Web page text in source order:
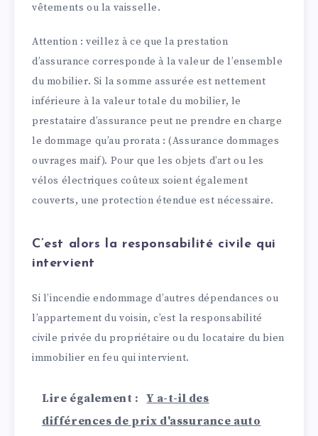
vêtements ou la vaisselle.
Attention : veillez à ce que la prestation
d’assurance corresponde à la valeur de l’ensemble
du mobilier. Si la somme assurée est nettement
inférieure à la valeur totale du mobilier, le
prestataire d’assurance peut ne prendre en charge
le dommage qu’au prorata : (Assurance dommages
ouvrages maif). Pour que les objets d’art ou les
vélos électriques coûteux soient également
couverts, une protection étendue est nécessaire.
C’est alors la responsabilité civile qui
intervient
Si l’incendie endommage d’autres dépendances ou
l’appartement du voisin, c’est la responsabilité
civile privée du propriétaire ou du locataire du bien
immobilier en feu qui intervient.
Lire également :
Y a-t-il des
différences de prix d'assurance auto